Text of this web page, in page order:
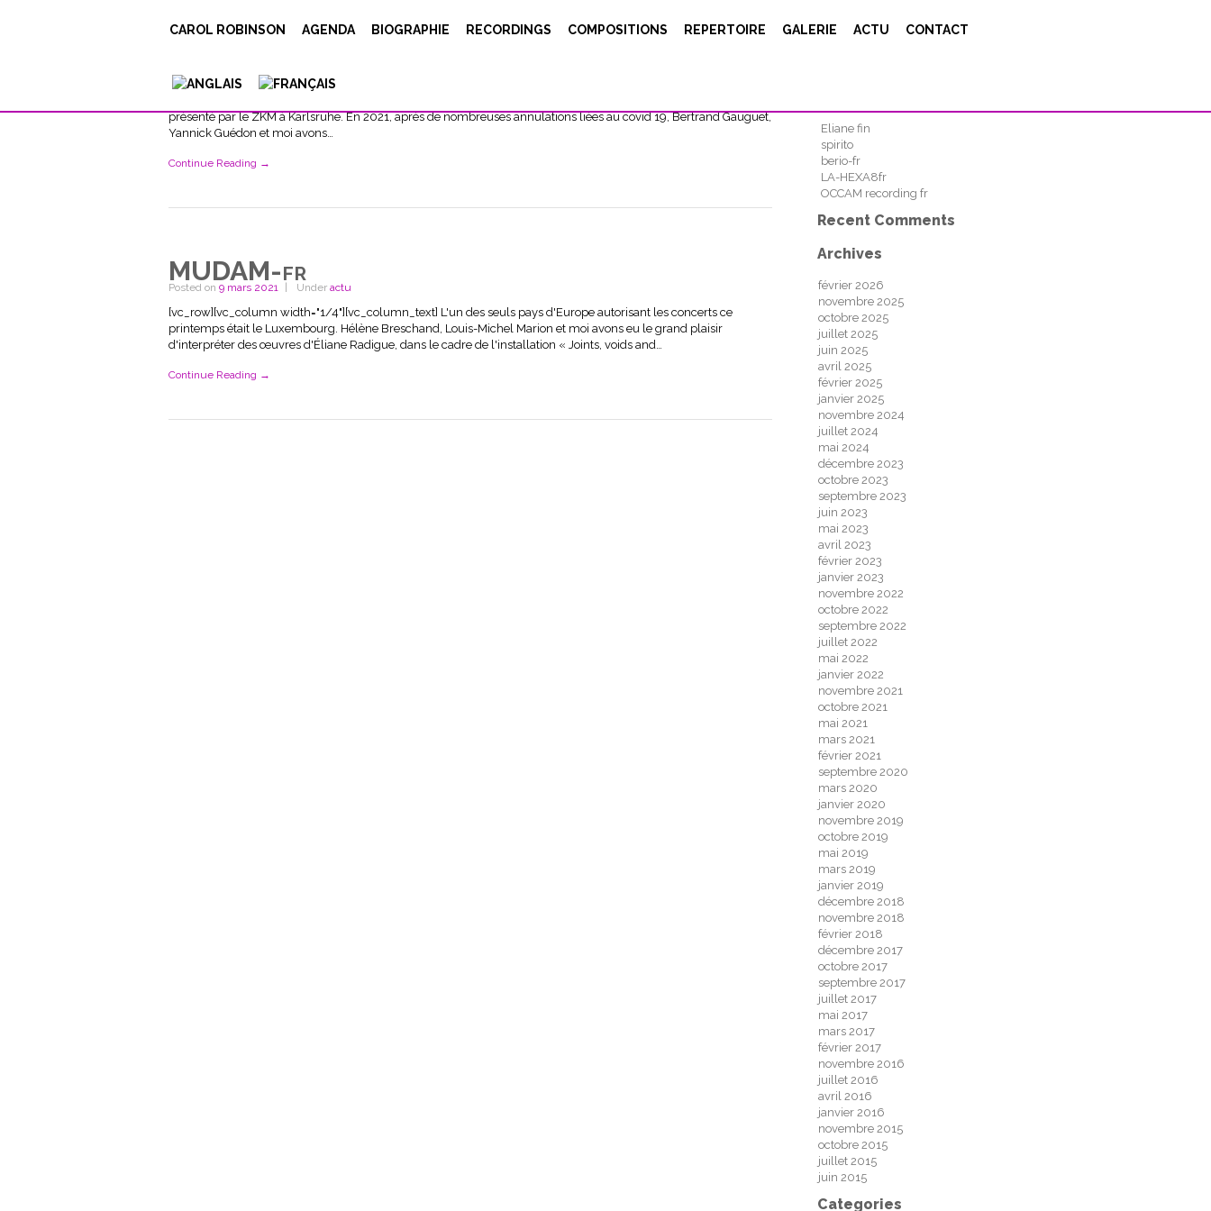
CAROL ROBINSON AGENDA BIOGRAPHIE RECORDINGS COMPOSITIONS REPERTOIRE GALERIE ACTU CONTACT
ZKM recording
[vc_single_image image="9514"][/vc_column][vc_column width="1/6"][vc_single_image image="9513"]
présenté par le ZKM à Karlsruhe. En 2021, après de nombreuses annulations liées au covid 19, Bertrand Gauguet,
Yannick Guédon et moi avons…
Continue Reading →
MUDAM-fr
Posted on 9 mars 2021 Under actu
[vc_row][vc_column width="1/4"][vc_column_text] L'un des seuls pays d'Europe autorisant les concerts ce
printemps était le Luxembourg. Hélène Breschand, Louis-Michel Marion et moi avons eu le grand plaisir
d'interpréter des œuvres d'Éliane Radigue, dans le cadre de l'installation « Joints, voids and…
Continue Reading →
Search
Eliane fin
spirito
berio-fr
LA-HEXA8fr
OCCAM recording fr
Recent Comments
Archives
février 2026
novembre 2025
octobre 2025
juillet 2025
juin 2025
avril 2025
février 2025
janvier 2025
novembre 2024
juillet 2024
mai 2024
décembre 2023
octobre 2023
septembre 2023
juin 2023
mai 2023
avril 2023
février 2023
janvier 2023
novembre 2022
octobre 2022
septembre 2022
juillet 2022
mai 2022
janvier 2022
novembre 2021
octobre 2021
mai 2021
mars 2021
février 2021
septembre 2020
mars 2020
janvier 2020
novembre 2019
octobre 2019
mai 2019
mars 2019
janvier 2019
décembre 2018
novembre 2018
février 2018
décembre 2017
octobre 2017
septembre 2017
juillet 2017
mai 2017
mars 2017
février 2017
novembre 2016
juillet 2016
avril 2016
janvier 2016
novembre 2015
octobre 2015
juillet 2015
juin 2015
Categories